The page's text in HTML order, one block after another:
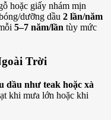
hoặc giấy nhám mịn
dưỡng dầu 2 lần/năm
5–7 năm/lần tùy mức
Trời
dầu như teak hoặc xà
khi mưa lớn hoặc khi